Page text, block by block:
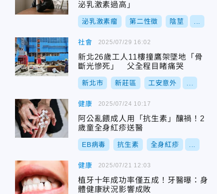
泌乳激素過高」
泌乳激素瘤 第二性徵 陰莖
社會
新北26歲工人11樓撞鷹架墜地「骨
斷光慘死」 父全程目睹痛哭
新北市 新莊區 工安意外
2025/07/29 16:02
健康
阿公亂餵成人用「抗生素」釀禍！2
歲童全身紅疹送醫
EB病毒 抗生素 全身紅疹
2025/07/24 10:17
健康
植牙十年成功率僅五成！牙醫曝：身
體健康狀況影響成敗
2025/07/21 12:03